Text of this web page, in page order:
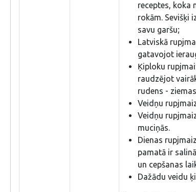
receptes, koka
rokām. Sevišķi
savu garšu;
Latviskā
gatavojot
Ķiploku
raudzējot
rudens -
Veidņu
Veidņu
muciņās.
Dienas
pamatā ir
un cepšanas
Dažādu veidu